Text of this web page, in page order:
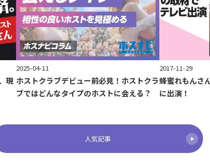
現
2025-04-11
ホストクラブデビュー前必見！ホストクラ
ブではどんなタイプのホストに会える？
2017-11-29
蜂蜜れもんさ
に出演！
人気記事